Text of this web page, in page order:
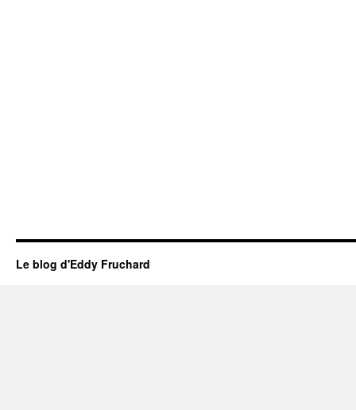
Le blog d'Eddy Fruchard